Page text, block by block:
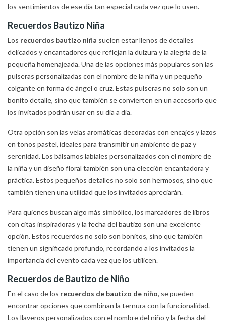
los sentimientos de ese día tan especial cada vez que lo usen.
Recuerdos Bautizo Niña
Los recuerdos bautizo niña suelen estar llenos de detalles
delicados y encantadores que reflejan la dulzura y la alegría de la
pequeña homenajeada. Una de las opciones más populares son las
pulseras personalizadas con el nombre de la niña y un pequeño
colgante en forma de ángel o cruz. Estas pulseras no solo son un
bonito detalle, sino que también se convierten en un accesorio que
los invitados podrán usar en su día a día.
Otra opción son las velas aromáticas decoradas con encajes y lazos
en tonos pastel, ideales para transmitir un ambiente de paz y
serenidad. Los bálsamos labiales personalizados con el nombre de
la niña y un diseño floral también son una elección encantadora y
práctica. Estos pequeños detalles no solo son hermosos, sino que
también tienen una utilidad que los invitados apreciarán.
Para quienes buscan algo más simbólico, los marcadores de libros
con citas inspiradoras y la fecha del bautizo son una excelente
opción. Estos recuerdos no solo son bonitos, sino que también
tienen un significado profundo, recordando a los invitados la
importancia del evento cada vez que los utilicen.
Recuerdos de Bautizo de Niño
En el caso de los recuerdos de bautizo de niño, se pueden
encontrar opciones que combinan la ternura con la funcionalidad.
Los llaveros personalizados con el nombre del niño y la fecha del